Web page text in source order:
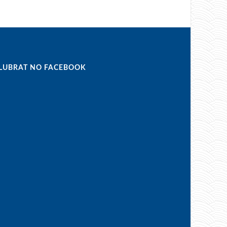
NO FACEBOOK